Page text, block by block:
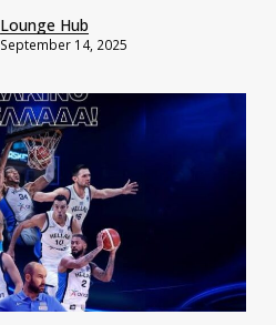
Lounge Hub
September 14, 2025